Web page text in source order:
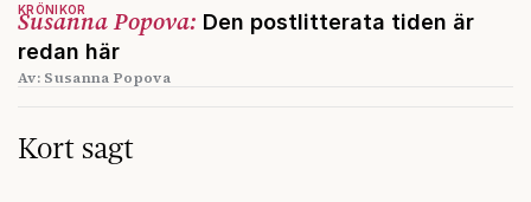
Susanna Popova: Den postlitterata tiden är
redan här
KRÖNIKOR
Av: Susanna Popova
Kort sagt